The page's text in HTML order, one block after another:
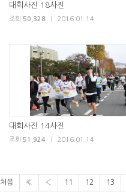
대회사진 18사진
조회 50,328 2016.01.14
대회사진 14사진
조회 51,924 2016.01.14
처음 « ‹ 11 12 13